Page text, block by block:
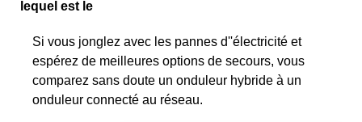
lequel est le
Si vous jonglez avec les pannes d''électricité et
espérez de meilleures options de secours, vous
comparez sans doute un onduleur hybride à un
onduleur connecté au réseau.